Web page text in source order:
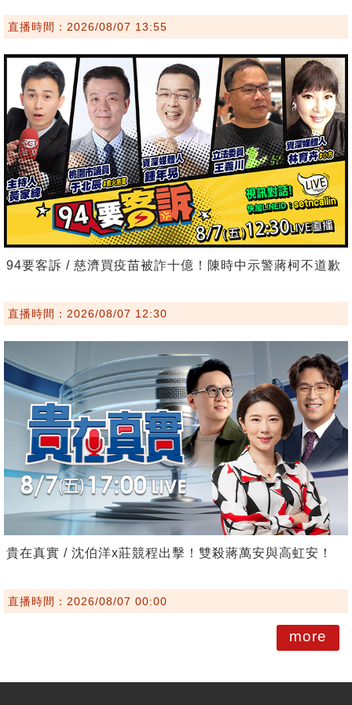
直播時間：2026/08/07 13:55
94要客訴 / 慈濟買疫苗被詐十億！陳時中示警蔣柯不道歉
直播時間：2026/08/07 12:30
貴在真實 / 沈伯洋x莊競程出擊！雙殺蔣萬安與高虹安！
直播時間：2026/08/07 00:00
more